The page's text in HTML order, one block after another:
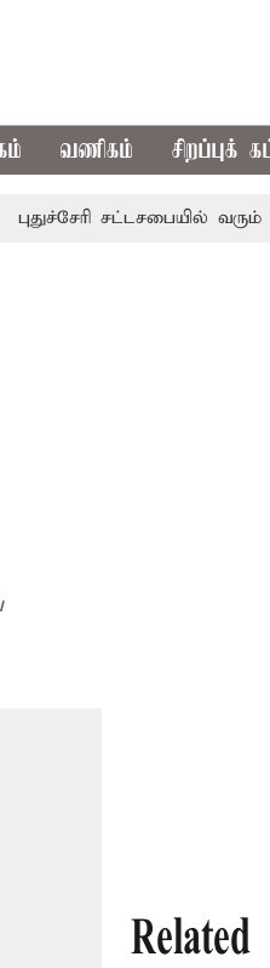
வணிகம் சிறப்புக்
சட்டசபையில் வரும்
Related